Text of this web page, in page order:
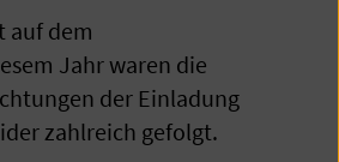
auf dem
Jahr waren die
der Einladung
zahlreich gefolgt.